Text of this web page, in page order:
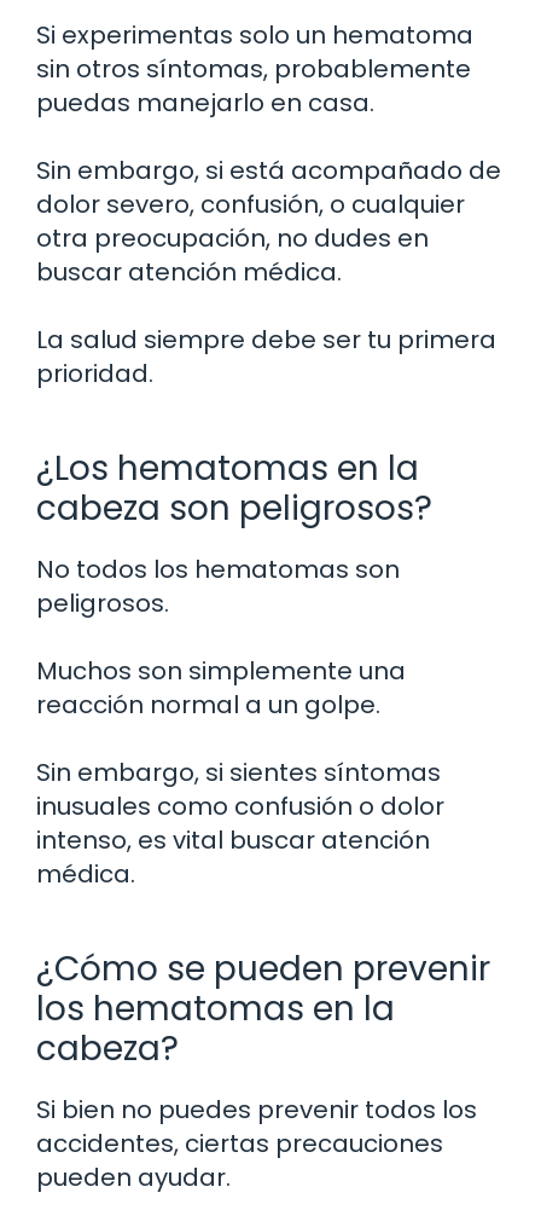
Si experimentas solo un hematoma
sin otros síntomas, probablemente
puedas manejarlo en casa.
Sin embargo, si está acompañado de
dolor severo, confusión, o cualquier
otra preocupación, no dudes en
buscar atención médica.
La salud siempre debe ser tu primera
prioridad.
¿Los hematomas en la
cabeza son peligrosos?
No todos los hematomas son
peligrosos.
Muchos son simplemente una
reacción normal a un golpe.
Sin embargo, si sientes síntomas
inusuales como confusión o dolor
intenso, es vital buscar atención
médica.
¿Cómo se pueden prevenir
los hematomas en la
cabeza?
Si bien no puedes prevenir todos los
accidentes, ciertas precauciones
pueden ayudar.